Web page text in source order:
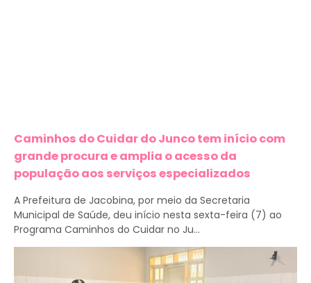
Caminhos do Cuidar do Junco tem início com
grande procura e amplia o acesso da
população aos serviços especializados
A Prefeitura de Jacobina, por meio da Secretaria
Municipal de Saúde, deu início nesta sexta-feira (7) ao
Programa Caminhos do Cuidar no Ju...